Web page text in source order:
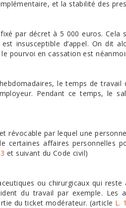
et la stabilité des
par décret à 5 000 euros. Cela
insusceptible d’appel. On dit
pourvoi en cassation est
le temps de
Pendant ce temps, le
révocable par lequel une
certaines affaires personnelles
et suivant du Code civil)
ou chirurgicaux qui
du travail par exemple. Les
du ticket modérateur. (article L.